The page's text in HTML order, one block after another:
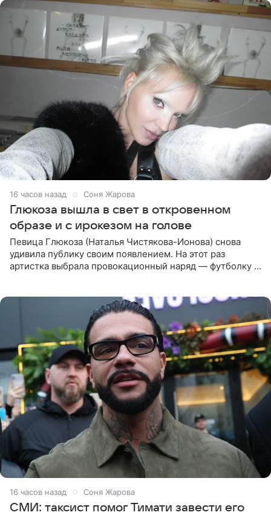
16 часов назад Соня Жарова
Глюкоза вышла в свет в откровенном
образе и с ирокезом на голове
Певица Глюкоза (Наталья Чистякова-Ионова) снова
удивила публику своим появлением. На этот раз
артистка выбрала провокационный наряд — футболку с
16 часов назад Соня Жарова
СМИ: таксист помог Тимати завести его